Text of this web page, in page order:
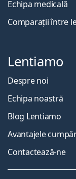
Echipa medicală
Comparații între
Lentiamo
Despre noi
Echipa noastră
Blog Lentiamo
Avantajele
Contactează-ne